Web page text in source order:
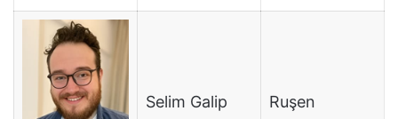
Selim Galip Ruşen